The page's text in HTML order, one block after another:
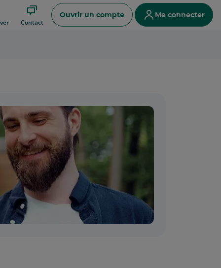
Contact
Ouvrir un compte Me connecter